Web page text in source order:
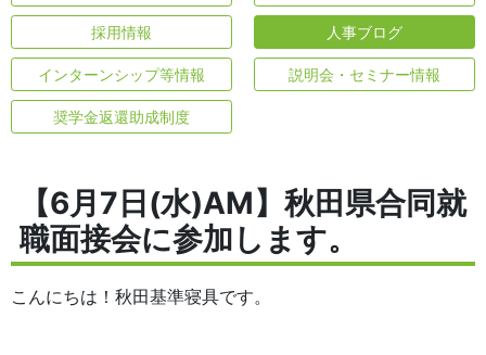
採用情報 人事ブログ
インターンシップ等情報 説明会・セミナー情報
奨学金返還助成制度
【6月7日(水)AM】秋田県合同就
職面接会に参加します。
こんにちは！秋田基準寝具です。